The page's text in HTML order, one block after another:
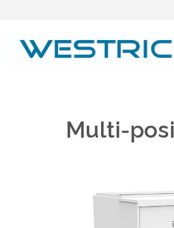
contenido
Multi-